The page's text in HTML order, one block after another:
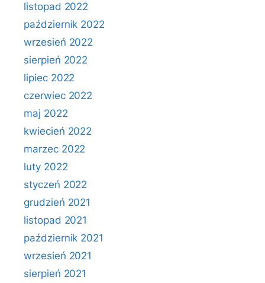
listopad 2022
październik 2022
wrzesień 2022
sierpień 2022
lipiec 2022
czerwiec 2022
maj 2022
kwiecień 2022
marzec 2022
luty 2022
styczeń 2022
grudzień 2021
listopad 2021
październik 2021
wrzesień 2021
sierpień 2021